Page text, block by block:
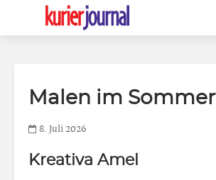
Malen im Sommer
8. Juli 2026
Kreativa Amel